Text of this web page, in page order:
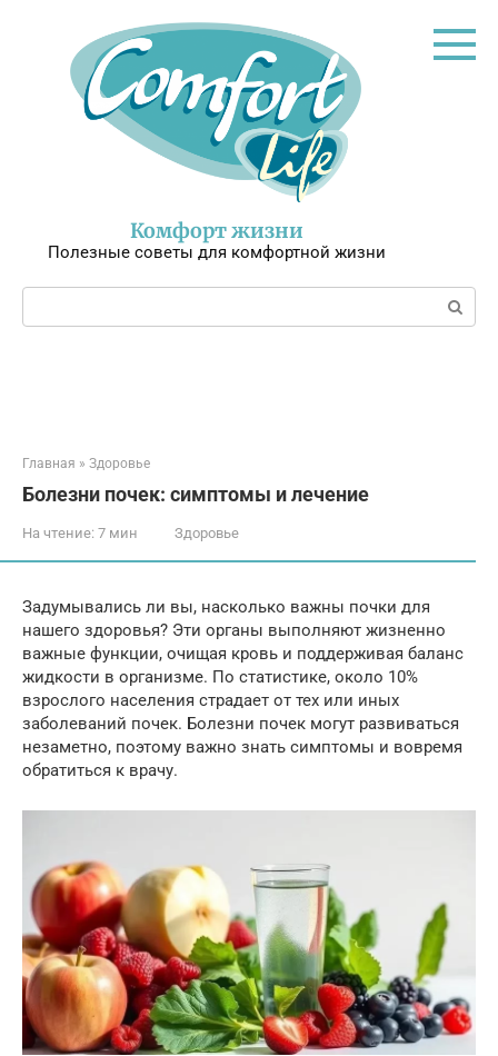
Комфорт жизни
Полезные советы для комфортной жизни
Поиск:
Главная » Здоровье
Болезни почек: симптомы и лечение
На чтение: 7 мин Здоровье
Задумывались ли вы, насколько важны почки для
нашего здоровья? Эти органы выполняют жизненно
важные функции, очищая кровь и поддерживая баланс
жидкости в организме. По статистике, около 10%
взрослого населения страдает от тех или иных
заболеваний почек. Болезни почек могут развиваться
незаметно, поэтому важно знать симптомы и вовремя
обратиться к врачу.